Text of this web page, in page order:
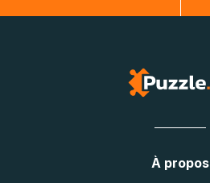
À propos